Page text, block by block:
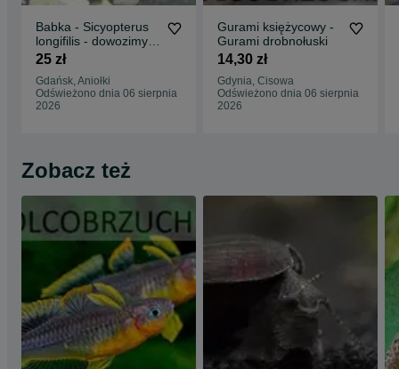
Babka - Sicyopterus
longifilis - dowozimy,
wysyłamy
25 zł
Gdańsk, Aniołki
Odświeżono dnia 06 sierpnia
2026
Gurami księżycowy -
Gurami drobnołuski
14,30 zł
Gdynia, Cisowa
Odświeżono dnia 06 sierpnia
2026
Zobacz też